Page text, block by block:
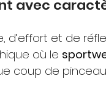
avec
d’effort et de
où le
coup de